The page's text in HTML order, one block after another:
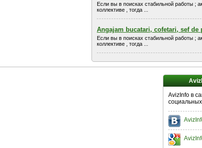
Если вы в поисках стабильной работы ;
коллективе , тогда ...
Angajam bucatari, cofetari, sef
Если вы в поисках стабильной работы ;
коллективе , тогда ...
AvizInfo в